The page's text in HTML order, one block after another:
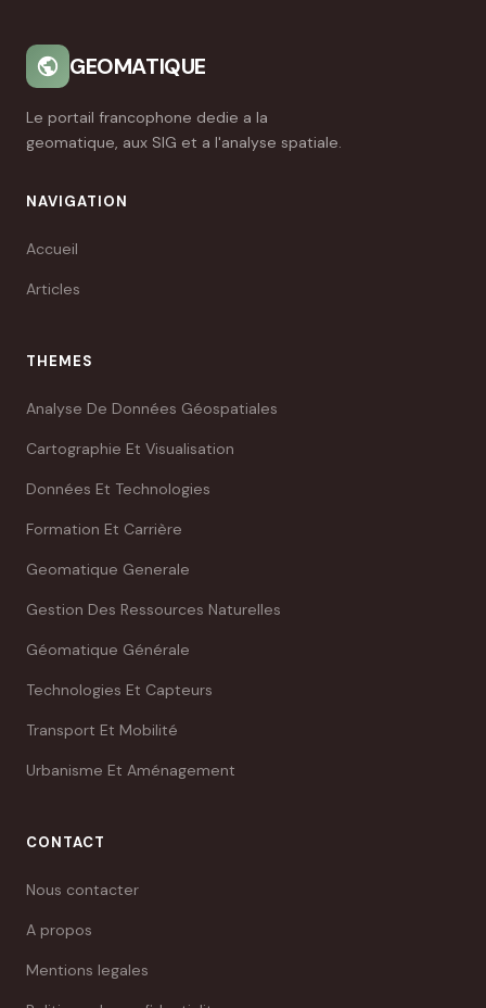
GEOMATIQUE
Le portail francophone dedie a la
geomatique, aux SIG et a l'analyse spatiale.
NAVIGATION
Accueil
Articles
THEMES
Analyse De Données Géospatiales
Cartographie Et Visualisation
Données Et Technologies
Formation Et Carrière
Geomatique Generale
Gestion Des Ressources Naturelles
Géomatique Générale
Technologies Et Capteurs
Transport Et Mobilité
Urbanisme Et Aménagement
CONTACT
Nous contacter
A propos
Mentions legales